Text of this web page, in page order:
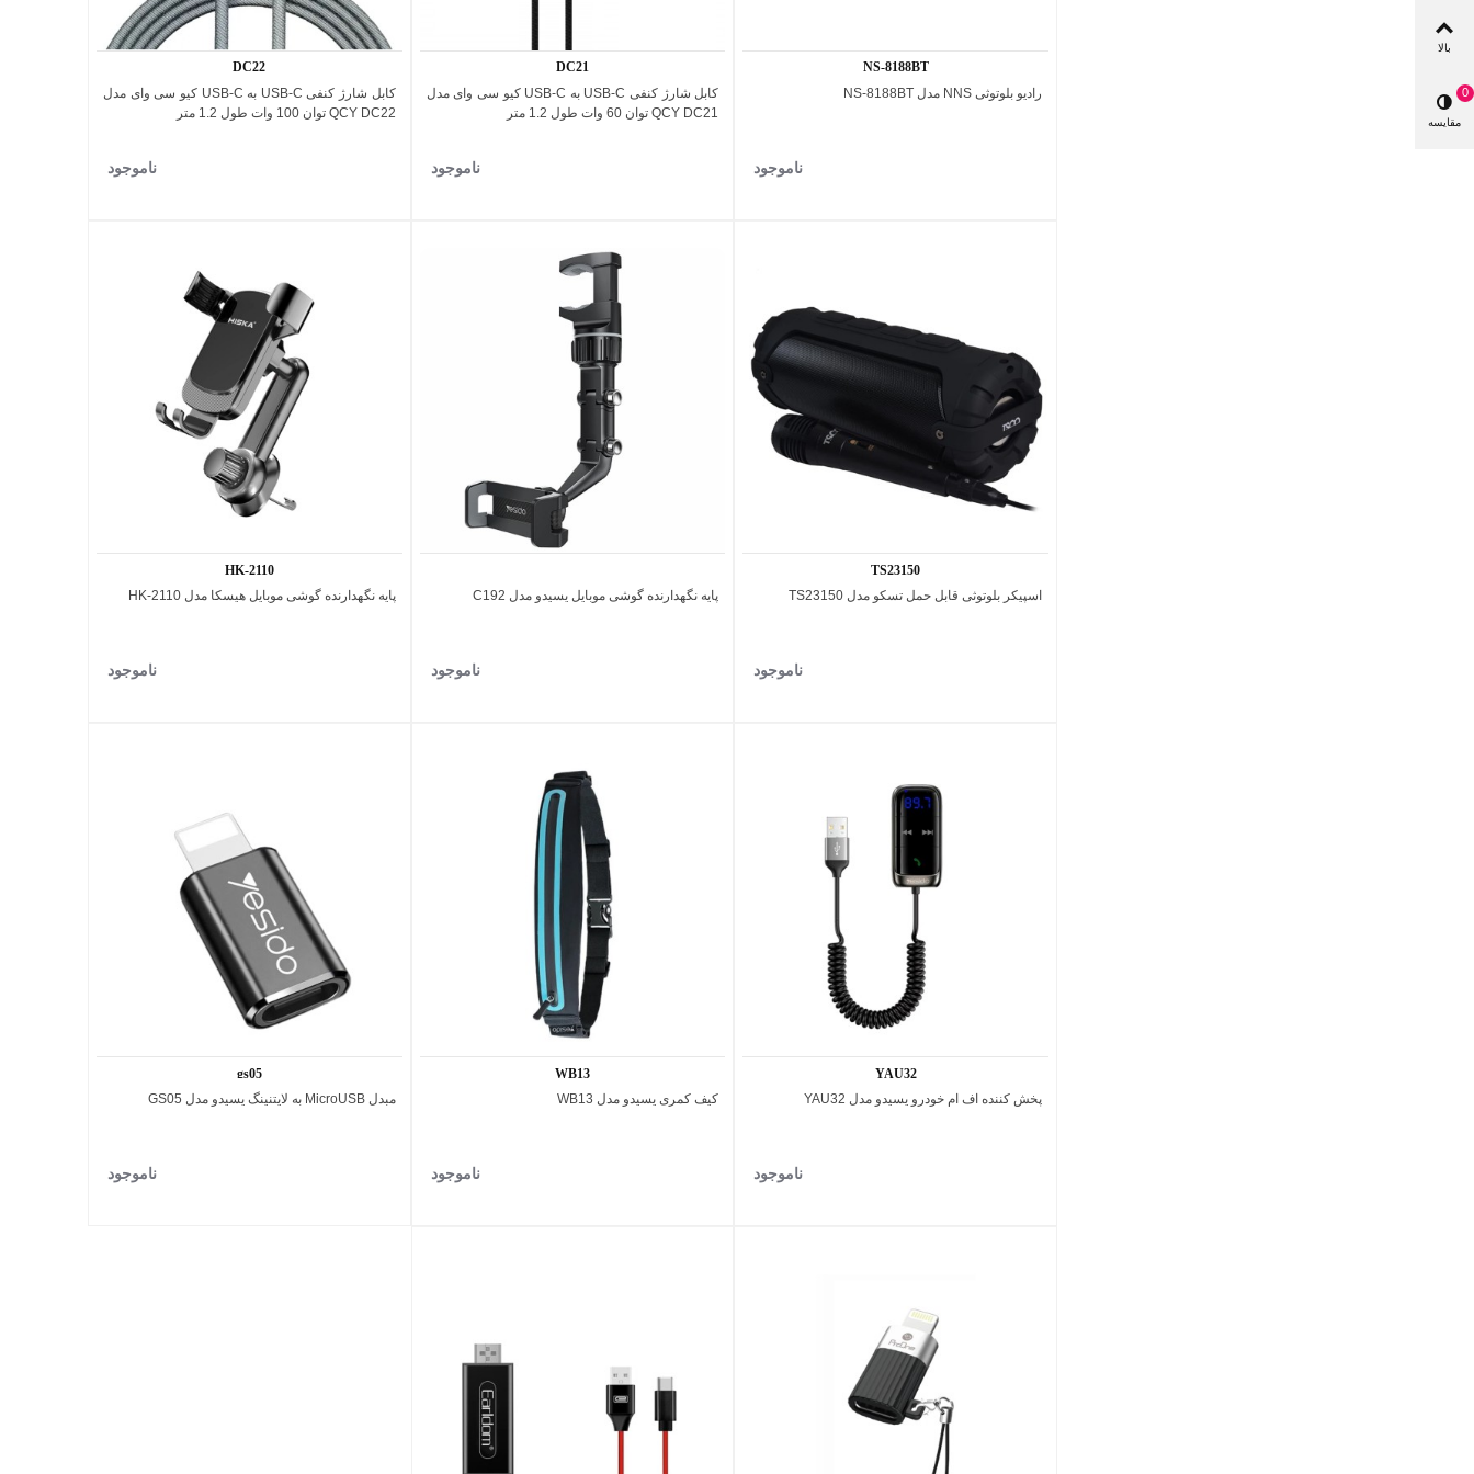
اضافه به مقایسه
NS-8188BT
رادیو بلوتوثی NNS مدل NS-8188BT
ناموجود
اضافه به مقایسه
DC21
کابل شارژ کنفی USB-C به USB-C کیو سی وای مدل
QCY DC21 توان 60 وات طول 1.2 متر
ناموجود
اضافه به مقایسه
DC22
کابل شارژ کنفی USB-C به USB-C کیو سی وای مدل
QCY DC22 توان 100 وات طول 1.2 متر
ناموجود
اضافه به مقایسه
TS23150
اسپیکر بلوتوثی قابل حمل تسکو مدل TS23150
ناموجود
اضافه به مقایسه
پایه نگهدارنده گوشی موبایل یسیدو مدل C192
ناموجود
اضافه به مقایسه
HK-2110
پایه نگهدارنده گوشی موبایل هیسکا مدل HK-2110
ناموجود
اضافه به مقایسه
YAU32
پخش کننده اف ام خودرو یسیدو مدل YAU32
ناموجود
اضافه به مقایسه
WB13
کیف کمری یسیدو مدل WB13
ناموجود
اضافه به مقایسه
gs05
مبدل MicroUSB به لایتنینگ یسیدو مدل GS05
ناموجود
بالا
مقایسه
0